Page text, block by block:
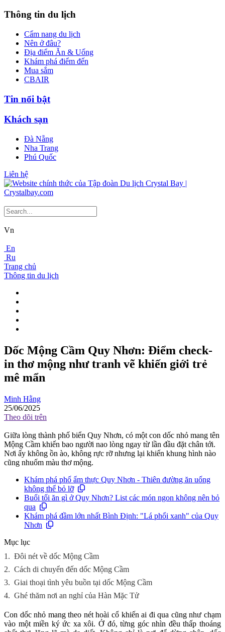
Thông tin du lịch
Cẩm nang du lịch
Nên ở đâu?
Địa điểm Ăn & Uống
Khám phá điểm đến
Mua sắm
CBAIR
Tin nổi bật
Khách sạn
Đà Nẵng
Nha Trang
Phú Quốc
Liên hệ
Vn
En
Ru
Trang chủ
Thông tin du lịch
Dốc Mộng Cầm Quy Nhơn: Điểm check-
in thơ mộng như tranh vẽ khiến giới trẻ
mê mẩn
Minh Hằng
25/06/2025
Theo dõi trên
Giữa lòng thành phố biển Quy Nhơn, có một con dốc nhỏ mang tên
Mộng Cầm khiến bao người nao lòng ngay từ lần đầu đặt chân tới.
Nơi ấy không ồn ào, không rực rỡ nhưng lại khiến khung hình nào
cũng nhuốm màu thơ mộng.
Khám phá phố ẩm thực Quy Nhơn - Thiên đường ăn uống
không thể bỏ lỡ
Buổi tối ăn gì ở Quy Nhơn? List các món ngon không nên bỏ
qua
Khám phá đầm lớn nhất Bình Định: "Lá phổi xanh" của Quy
Nhơn
Mục lục
1. Đôi nét về dốc Mộng Cầm
2. Cách di chuyển đến dốc Mộng Cầm
3. Giai thoại tình yêu buồn tại dốc Mộng Cầm
4. Ghé thăm nơi an nghỉ của Hàn Mặc Tử
Con dốc nhỏ mang theo nét hoài cổ khiến ai đi qua cũng như chạm
vào một miền ký ức xa xôi. Ở đó, từng góc nhìn đều thấp thoáng